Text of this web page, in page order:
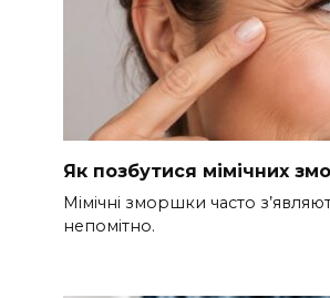
Як позбутися мімічних
Мімічні зморшки часто
непомітно.